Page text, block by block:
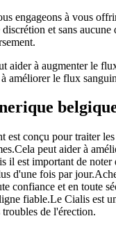
engageons à vous
et sans aucune
aider à augmenter le
améliorer le flux
est conçu pour traiter
peut aider à
il est important de
d'une fois par
confiance et en toute
fiable.Le Cialis est
de l'érection.